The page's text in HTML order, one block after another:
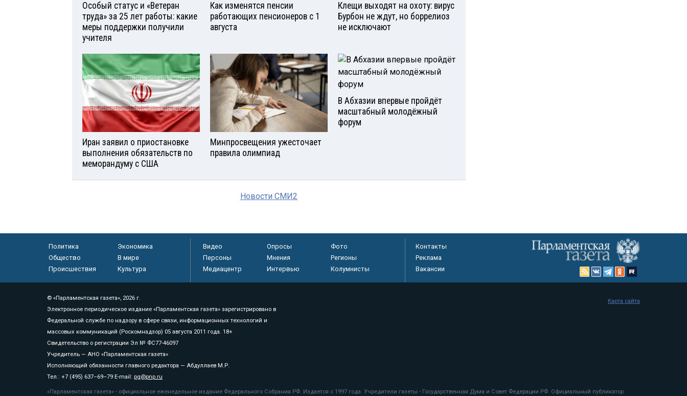
Особый статус и «Ветеран
труда» за 25 лет работы: какие
меры поддержки получили
учителя
Как изменятся пенсии
работающих пенсионеров с 1
августа
Клещи выходят на охоту: вирус
Бурбон не ждут, но боррелиоз
не исключают
Иран заявил о приостановке
выполнения обязательств по
меморандуму с США
Минпросвещения ужесточает
правила олимпиад
В Абхазии впервые пройдёт
масштабный молодёжный
форум
Новости СМИ2
Политика
Экономика
Общество
В мире
Происшествия
Культура
Видео Опросы
Фото
Персоны
Мнения
Регионы
Медиацентр
Интервью Колумнисты
Контакты
Реклама
Вакансии
© «Парламентская газета», 2026 г.
Электронное периодическое издание «Парламентская газета» зарегистрировано в
Федеральной службе по надзору в сфере связи, информационных технологий и
массовых коммуникаций (Роскомнадзор) 05 августа 2011 года. 18+
Свидетельство о регистрации Эл № ФС77-46097
Учредитель — АНО «Парламентская газета»
Исполняющий обязанности главного редактора — Абдуллаев М.Р.
Тел.: +7 (495) 637–69–79 E-mail: pg@pnp.ru
«Парламентская газета» - официальное еженедельное издание Федерального Собрания РФ. Издается с 1997 года. Учредители газеты - Государственная Дума и Совет Федерации РФ. Официальный публикатор
Карта сайта